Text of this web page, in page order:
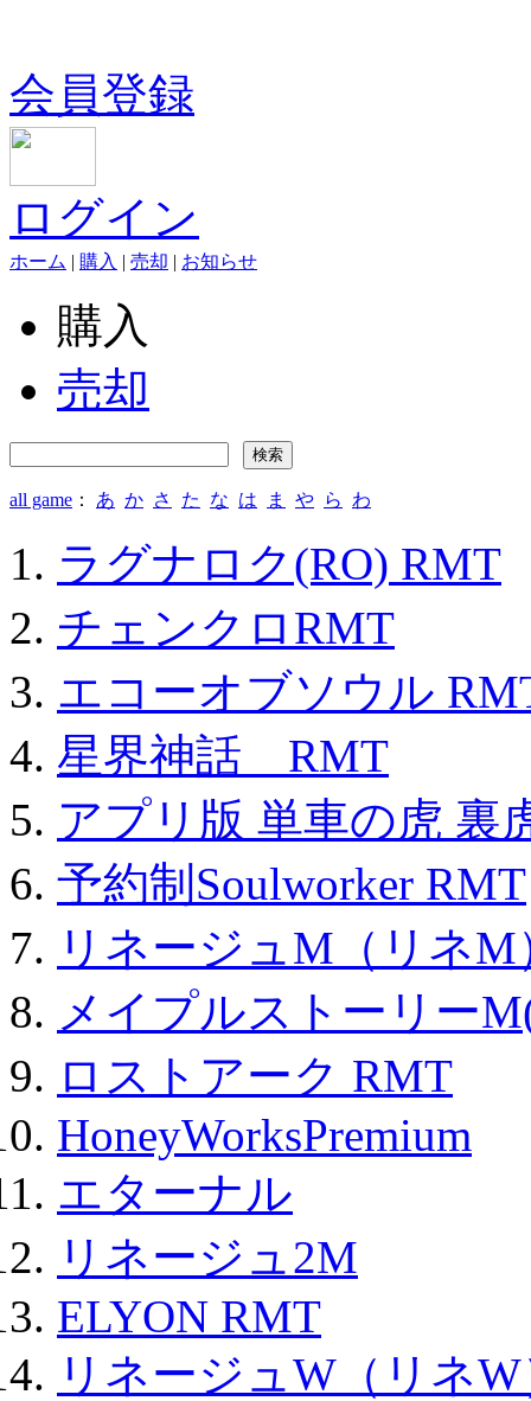
会員登録
ログイン
ホーム | 購入 | 売却 | お知らせ
購入
売却
all game ： あ か さ た な は ま や ら わ
ラグナロク(RO) RMT
チェンクロRMT
エコーオブソウル
星界神話 RMT
アプリ版 単車の虎 裏
予約制Soulworker RMT
リネージュM（リネM
メイプルストーリー
ロストアーク RMT
HoneyWorksPremium
エターナル
リネージュ2M
ELYON RMT
リネージュW（リネ